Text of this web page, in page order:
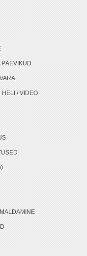
PÄEVIKUD
HELI / VIDEO